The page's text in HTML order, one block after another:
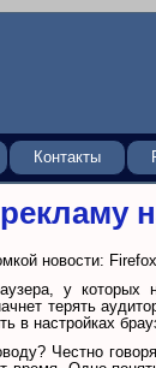
Контакты
новости:
у
терять
в настройках
Честно